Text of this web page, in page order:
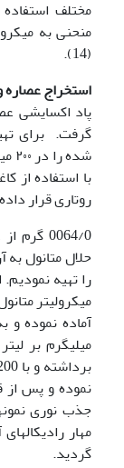
مختلف
منحنی به
(14).
استخراج عصاره
با استفاده
روتاری قرار
گردید.